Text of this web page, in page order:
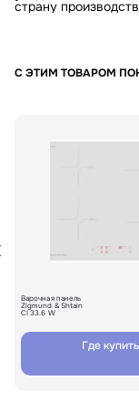
страну
С ЭТИМ ТОВАРОМ
Варочная панель
Zigmund & Shtain
CI 33.6 W
Где купить